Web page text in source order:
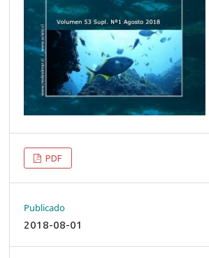
PDF
Publicado
2018-08-01